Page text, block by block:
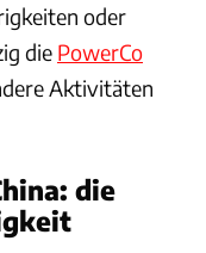
oder
die PowerCo
Aktivitäten
die